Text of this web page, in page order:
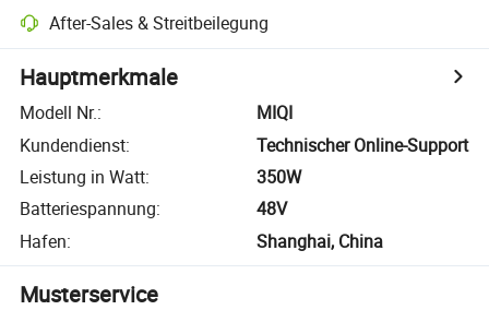
After-Sales & Streitbeilegung
Hauptmerkmale
Modell Nr.:
MIQI
Kundendienst:
Technischer Online-Support
Leistung in Watt:
350W
Batteriespannung:
48V
Hafen: Shanghai, China
Musterservice